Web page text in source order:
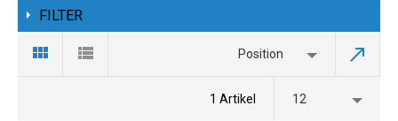
FILTER
Position
1 Artikel 12